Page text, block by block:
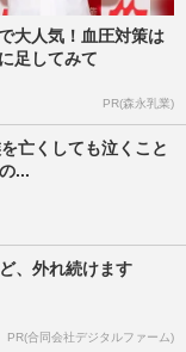
大人気！血圧対策は
足してみて
PR(森永乳業)
亡くしても泣くこと
...
、外れ続けます
PR(合同会社デジタルファーム)